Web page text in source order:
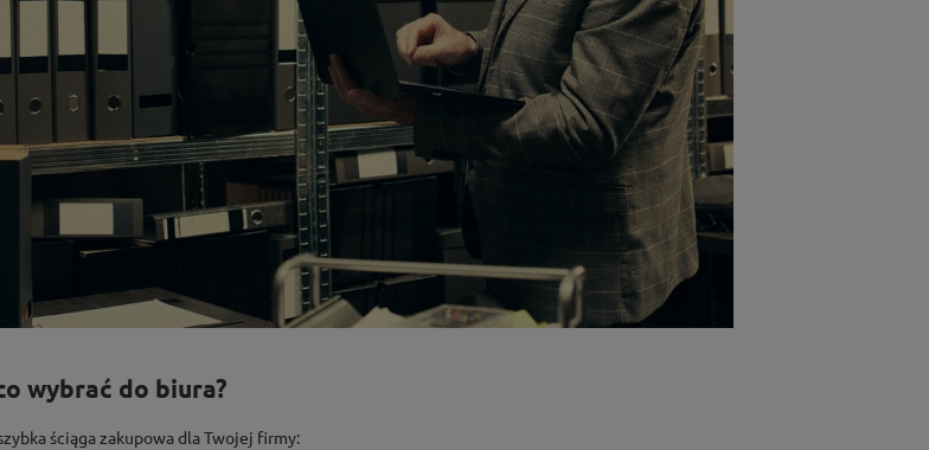
wybrać do biura?
ściąga zakupowa dla Twojej firmy: